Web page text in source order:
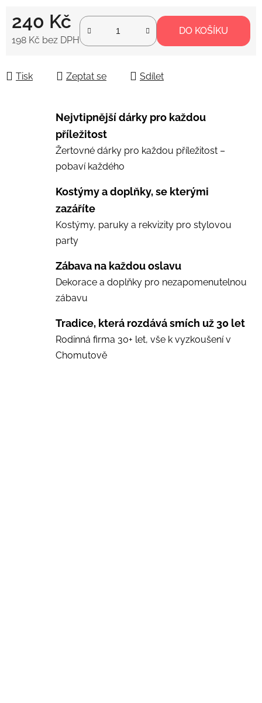
240 Kč
198 Kč bez DPH
DO KOŠÍKU
Tisk Zeptat se Sdílet
Nejvtipnější dárky pro každou
příležitost
Žertovné dárky pro každou příležitost –
pobaví každého
Kostýmy a doplňky, se kterými
zazáříte
Kostýmy, paruky a rekvizity pro stylovou
party
Zábava na každou oslavu
Dekorace a doplňky pro nezapomenutelnou
zábavu
Tradice, která rozdává smích už 30 let
Rodinná firma 30+ let, vše k vyzkoušení v
Chomutově